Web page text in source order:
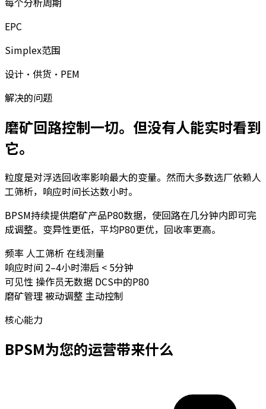
EPC
Simplex范围
设计·供货·PEM
解决的问题
磨矿回路控制一切。但没有人能实时看到
它。
粒度是对浮选回收率影响最大的变量。然而大多数选厂依赖人
工筛析，响应时间长达数小时。
BPSM持续提供磨矿产品P80数据，使回路在几分钟内即可完
成调整。变异性更低，平均P80更优，回收率更高。
频率 人工筛析在线测量
响应时间 2–4小时滞后 < 5分钟
可见性 操作员无数据 DCS中的P80
磨矿管理 被动调整 主动控制
核心能力
BPSM为您的运营带来什么